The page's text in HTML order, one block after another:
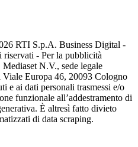
RTI S.p.A. Business Digital -
- Per la pubblicità
N.V., sede legale
Europa 46, 20093 Cologno
e ai dati personali trasmessi e/o
funzionale all’addestramento di
È altresì fatto divieto
di data scraping.